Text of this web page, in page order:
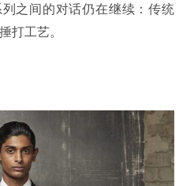
之间的对话仍在继续：传统
打工艺。